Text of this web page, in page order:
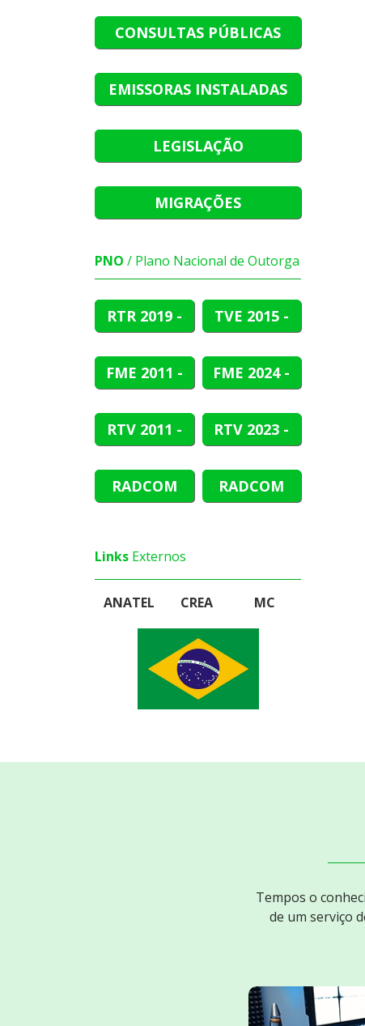
CONSULTAS PÚBLICAS
EMISSORAS INSTALADAS
LEGISLAÇÃO
MIGRAÇÕES
PNO / Plano Nacional de Outorga
RTR 2019 -
2021
TVE 2015 -
2019
FME 2011 -
2019
FME 2024 -
2026
RTV 2011 -
2012
RTV 2023 -
2025
RADCOM
2011 - 2022
RADCOM
2024 - 2025
Links Externos
ANATEL CREA MC
Tempos o
de um serviço